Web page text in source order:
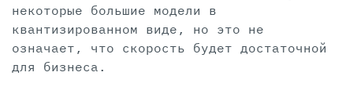
некоторые большие модели в
квантизированном виде, но это не
означает, что скорость будет достаточной
для бизнеса.